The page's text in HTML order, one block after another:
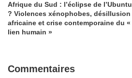
Afrique du Sud : l’éclipse de l’Ubuntu
? Violences xénophobes, désillusion
africaine et crise contemporaine du «
lien humain »
Commentaires